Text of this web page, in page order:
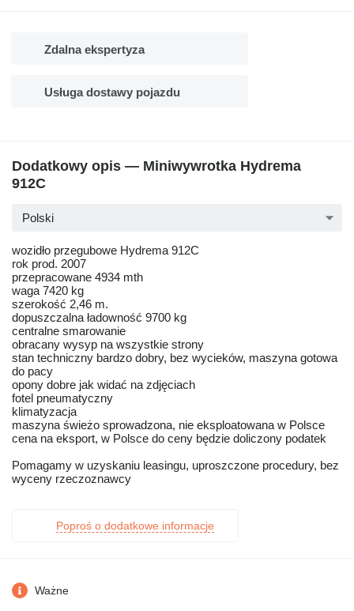
Zdalna ekspertyza
Usługa dostawy pojazdu
Dodatkowy opis — Miniwywrotka Hydrema
912C
Polski
wozidło przegubowe Hydrema 912C
rok prod. 2007
przepracowane 4934 mth
waga 7420 kg
szerokość 2,46 m.
dopuszczalna ładowność 9700 kg
centralne smarowanie
obracany wysyp na wszystkie strony
stan techniczny bardzo dobry, bez wycieków, maszyna gotowa
do pacy
opony dobre jak widać na zdjęciach
fotel pneumatyczny
klimatyzacja
maszyna świeżo sprowadzona, nie eksploatowana w Polsce
cena na eksport, w Polsce do ceny będzie doliczony podatek
Pomagamy w uzyskaniu leasingu, uproszczone procedury, bez
wyceny rzeczoznawcy
Poproś o dodatkowe informacje
Ważne